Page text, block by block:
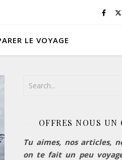
LE VOYAGE
OFFRES NOUS UN
Tu aimes, nos articles,
on te fait un peu